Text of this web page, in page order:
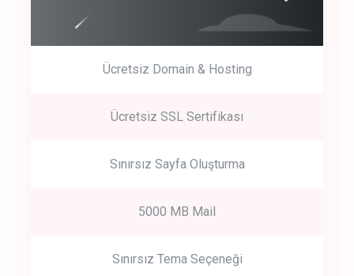
Get Started
Start by trying our service for 30 days free trial no credit card
Ücretsiz Domain & Hosting
Ücretsiz SSL Sertifikası
Sınırsız Sayfa Oluşturma
5000 MB Mail
Sınırsız Tema Seçeneği